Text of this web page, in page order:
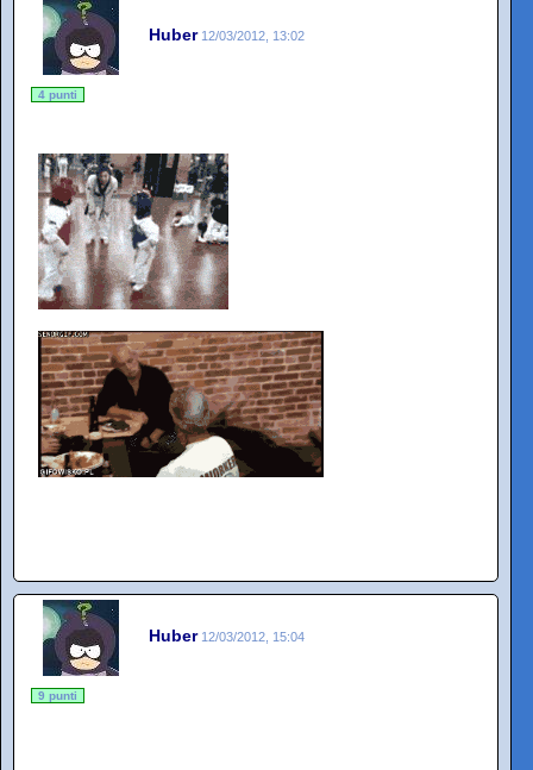
Huber 12/03/2012, 13:02
4 punti
Huber 12/03/2012, 15:04
9 punti